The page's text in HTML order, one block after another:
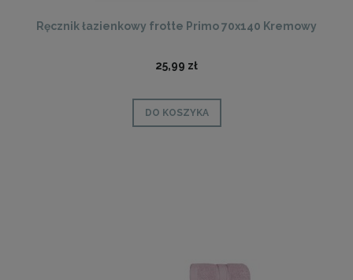
Ręcznik łazienkowy frotte Primo 70x140 Kremowy
25,99 zł
DO KOSZYKA